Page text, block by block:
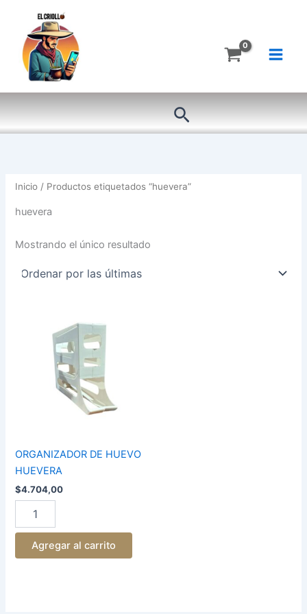
contenido
Buscar
Inicio / Productos etiquetados “huevera”
huevera
Mostrando el único resultado
ORGANIZADOR DE HUEVO
HUEVERA
$4.704,00
HUEVERA
cantidad
Agregar al carrito